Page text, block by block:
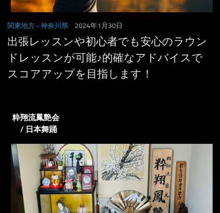
関東地方 - 神奈川県 2024年1月30日
出張レッスンや初心者でも安心のラウン
ドレッスンが可能♪的確なアドバイスで
スコアアップを目指します！
粋翔流鳳艶会
/ 日本舞踊